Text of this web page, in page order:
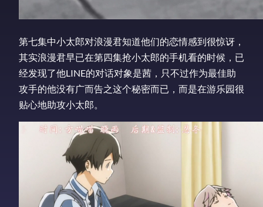
第七集中小太郎对浪漫君知道他们的恋情感到很惊讶，
其实浪漫君早已在第四集抢小太郎的手机看的时候，已
经发现了他LINE的对话对象是茜，只不过作为最佳助
攻手的他没有广而告之这个秘密而已，而是在游乐园很
贴心地助攻小太郎。